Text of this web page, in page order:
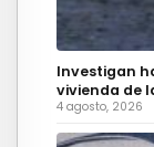
Investigan
vivienda de
4 agosto, 2026